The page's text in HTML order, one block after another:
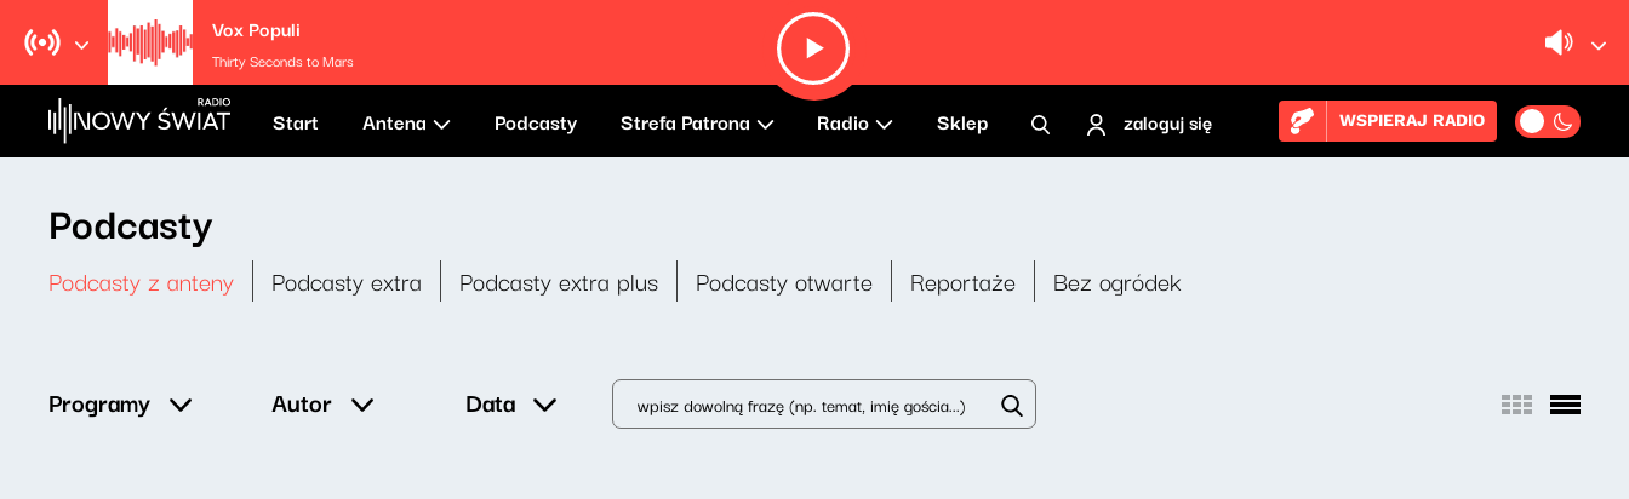
Vox Populi
Thirty Seconds to Mars
Start Antena Podcasty Strefa Patrona Radio Sklep zaloguj się WSPIERAJ RADIO
Podcasty
Podcasty z anteny Podcasty extra Podcasty extra plus Podcasty otwarte Reportaże Bez ogródek
Programy Autor Data